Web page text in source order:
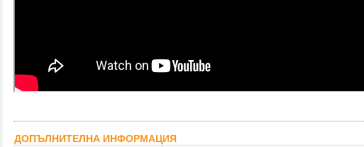
ДОПЪЛНИТЕЛНА ИНФОРМАЦИЯ